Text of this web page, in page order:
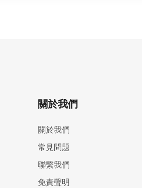
關於我們
關於我們
常見問題
聯繫我們
免責聲明